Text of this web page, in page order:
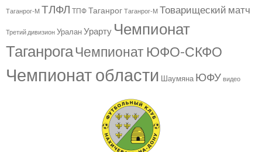
Таганрог-М ТЛФЛ ТПФ Таганрог Таганрог-М Товарищеский матч
Третий дивизион УраланУрарту Чемпионат
ТаганрогаЧемпионат ЮФО-СКФО
Чемпионат области Шаумяна ЮФУ видео